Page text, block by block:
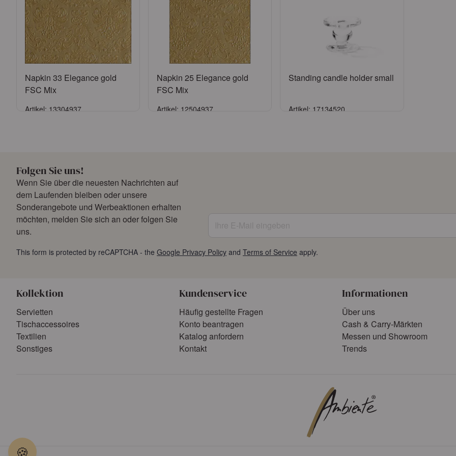
Napkin 33 Elegance gold
FSC Mix
Artikel: 13304937
Napkin 25 Elegance gold
FSC Mix
Artikel: 12504937
Standing candle holder small
Artikel: 17134520
Folgen Sie uns!
Wenn Sie über die neuesten Nachrichten auf
dem Laufenden bleiben oder unsere
Sonderangebote und Werbeaktionen erhalten
möchten, melden Sie sich an oder folgen Sie
uns.
This form is protected by reCAPTCHA - the Google Privacy Policy and Terms of Service apply.
Kollektion
Servietten
Tischaccessoires
Textilien
Sonstiges
Kundenservice
Häufig gestellte Fragen
Konto beantragen
Katalog anfordern
Kontakt
Informationen
Über uns
Cash & Carry-Märkten
Messen und Showroom
Trends
🍪